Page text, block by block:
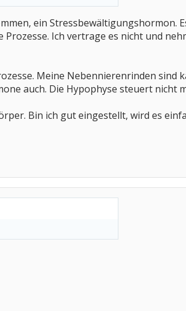
ein Stressbewältigungshormon.
Ich vertrage es nicht und
Meine Nebennierenrinden sind
auch. Die Hypophyse steuert nicht
Bin ich gut eingestellt, wird es